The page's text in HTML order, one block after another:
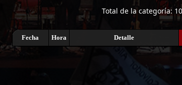
Total de la categoría:
Fecha Hora Detalle